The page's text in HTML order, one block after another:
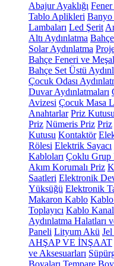
Abajur Ayaklığı
Tablo Aplikleri
Lambaları Led Şerit
Altı Aydınlatma
Solar Aydınlatma
Bahçe Feneri ve
Bahçe Set Üstü
Çocuk Odası
Duvar Aydınlatmaları
Avizesi Çocuk Masa
Anahtarlar Priz Kutusu
Priz Nümeris Priz Priz
Kutusu Kontaktör
Rölesi Elektrik Sayacı
Kabloları Çoklu Grup
Akım Korumalı Priz
Saatleri Elektronik
Yüksüğü Elektronik
Makaron Kablo
Toplayıcı Kablo
Aydınlatma Halatları
Paneli Lityum Akü
AHŞAP VE İNŞAAT
ve Aksesuarları
Boyaları Tempare